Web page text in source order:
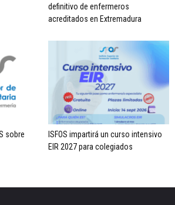
definitivo de enfermeros
acreditados en Extremadura
sobre
ISFOS impartirá un curso intensivo
EIR 2027 para colegiados